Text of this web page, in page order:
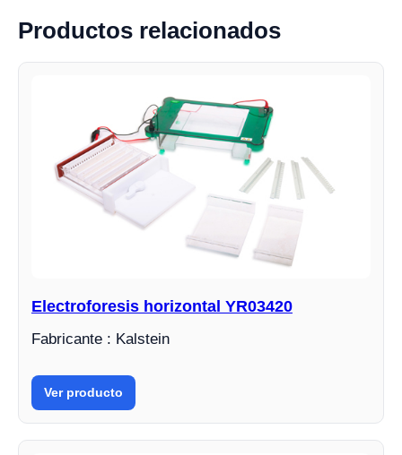
Productos relacionados
Electroforesis horizontal YR03420
Fabricante : Kalstein
Ver producto